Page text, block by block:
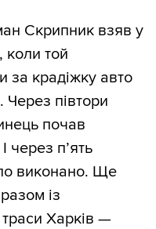
Скрипник взяв у
коли той
за крадіжку авто
Через півтори
почав
через п’ять
виконано. Ще
із
Харків —